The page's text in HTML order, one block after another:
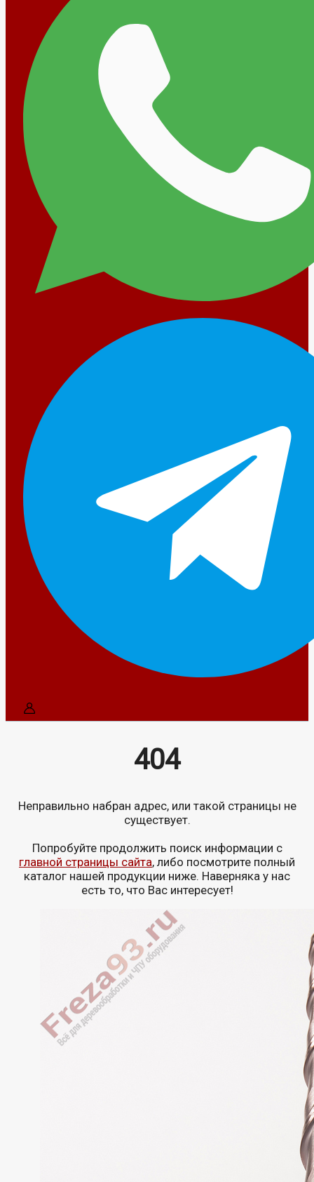
404
Неправильно набран адрес, или такой страницы не
существует.
Попробуйте продолжить поиск информации с
главной страницы сайта, либо посмотрите полный
каталог нашей продукции ниже. Наверняка у нас
есть то, что Вас интересует!